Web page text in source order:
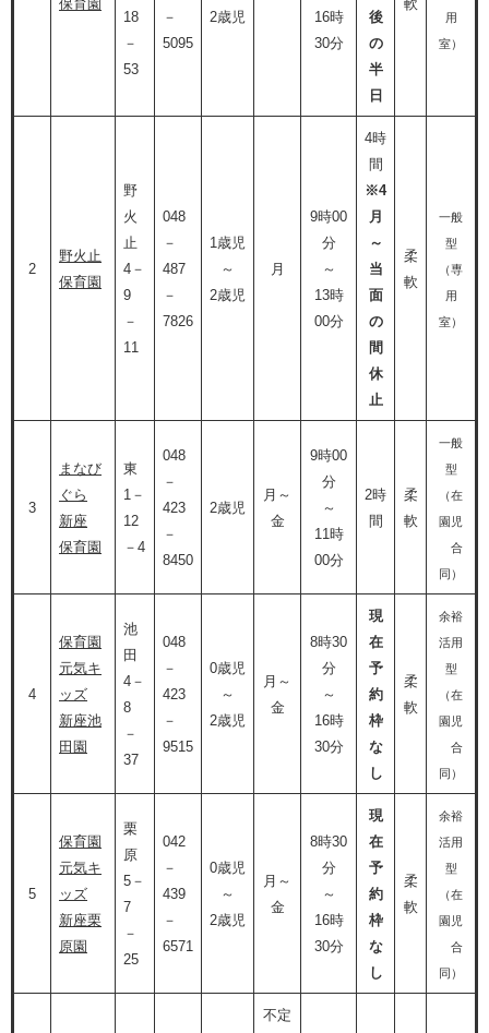
保育園
18
－
53
－
5095
2歳児
16時
30分
後
の
半
日
軟
用
室）
2
野火止
保育園
野
火
止
4－
9
－
11
048
－
487
－
7826
1歳児
～
2歳児
月
9時00
分
～
13時
00分
4時
間
※4
月
～
当
面
の
間
休
止
柔
軟
一般
型
（専
用
室）
3
まなび
ぐら
新座
保育園
東
1－
12
－4
048
－
423
－
8450
2歳児
月～
金
9時00
分
～
11時
00分
2時
間
柔
軟
一般
型
（在
園児
合
同）
4
保育園
元気キ
ッズ
新座池
田園
池
田
4－
8
－
37
048
－
423
－
9515
0歳児
～
2歳児
月～
金
8時30
分
～
16時
30分
現
在
予
約
枠
な
し
柔
軟
余裕
活用
型
（在
園児
合
同）
5
保育園
元気キ
ッズ
新座栗
原園
栗
原
5－
7
－
25
042
－
439
－
6571
0歳児
～
2歳児
月～
金
8時30
分
～
16時
30分
現
在
予
約
枠
な
し
柔
軟
余裕
活用
型
（在
園児
合
同）
不定